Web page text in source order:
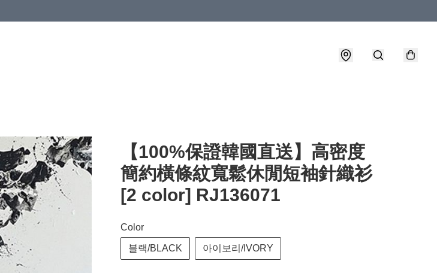
【100%保證韓國直送】高密度
簡約橫條紋寬鬆休閒短袖針織衫
[2 color] RJ136071
Color
블랙/BLACK 아이보리/IVORY